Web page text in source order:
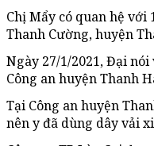
Chị Mẩy có quan hệ
Thanh Cường, huyện
Ngày 27/1/2021, Đại
Công an huyện Thanh
Tại Công an huyện
nên y đã dùng dây vải